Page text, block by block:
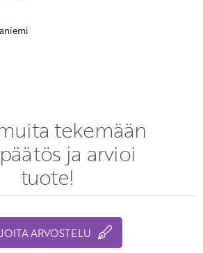
tekemään
ja arvioi
tuote!
ARVOSTELU